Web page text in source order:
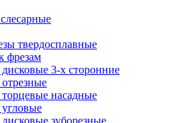
твердосплавные
фрезам
3-х сторонние
насадные
зуборезные